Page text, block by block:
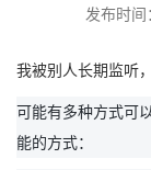
发布时
我被别人长期监听
可能有多种方式可
能的方式：